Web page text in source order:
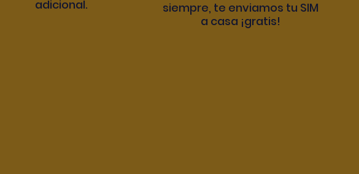
adicional.
siempre, te enviamos tu SIM
a casa ¡gratis!